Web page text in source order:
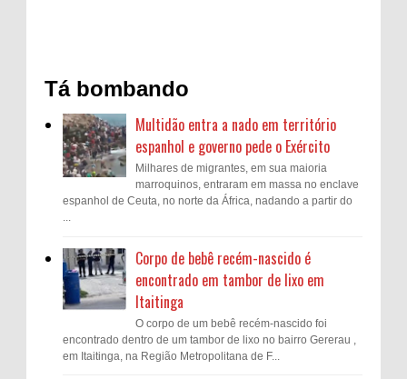
Tá bombando
Multidão entra a nado em território
espanhol e governo pede o Exército
Milhares de migrantes, em sua maioria
marroquinos, entraram em massa no enclave
espanhol de Ceuta, no norte da África, nadando a partir do
...
Corpo de bebê recém-nascido é
encontrado em tambor de lixo em
Itaitinga
O corpo de um bebê recém-nascido foi
encontrado dentro de um tambor de lixo no bairro Gererau ,
em Itaitinga, na Região Metropolitana de F...